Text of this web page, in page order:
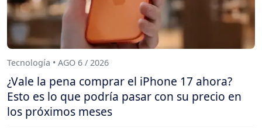
Tecnología • AGO 6 / 2026
¿Vale la pena comprar el iPhone 17 ahora?
Esto es lo que podría pasar con su precio en
los próximos meses